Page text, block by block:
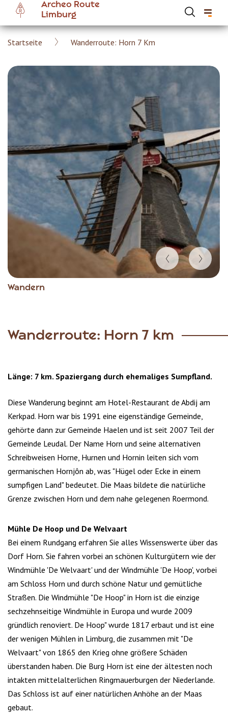
main
content
Archeo Route
Limburg
Breadcrumb
Startseite Wanderroute: Horn 7 Km
Wandern
Item
Wanderroute: Horn 7 km
Länge: 7 km. Spaziergang durch ehemaliges Sumpfland.
Diese Wanderung beginnt am Hotel-Restaurant de Abdij am
Kerkpad. Horn war bis 1991 eine eigenständige Gemeinde,
gehörte dann zur Gemeinde Haelen und ist seit 2007 Teil der
Gemeinde Leudal. Der Name Horn und seine alternativen
Schreibweisen Horne, Hurnen und Hornin leiten sich vom
germanischen Hornjôn ab, was "Hügel oder Ecke in einem
sumpfigen Land" bedeutet. Die Maas bildete die natürliche
Grenze zwischen Horn und dem nahe gelegenen Roermond.
Mühle De Hoop und De Welvaart
Bei einem Rundgang erfahren Sie alles Wissenswerte über das
Dorf Horn. Sie fahren vorbei an schönen Kulturgütern wie der
Windmühle 'De Welvaart' und der Windmühle 'De Hoop', vorbei
am Schloss Horn und durch schöne Natur und gemütliche
Straßen. Die Windmühle "De Hoop" in Horn ist die einzige
sechzehnseitige Windmühle in Europa und wurde 2009
gründlich renoviert. De Hoop" wurde 1817 erbaut und ist eine
der wenigen Mühlen in Limburg, die zusammen mit "De
Welvaart" von 1865 den Krieg ohne größere Schäden
überstanden haben. Die Burg Horn ist eine der ältesten noch
intakten mittelalterlichen Ringmauerburgen der Niederlande.
Das Schloss ist auf einer natürlichen Anhöhe an der Maas
gebaut.